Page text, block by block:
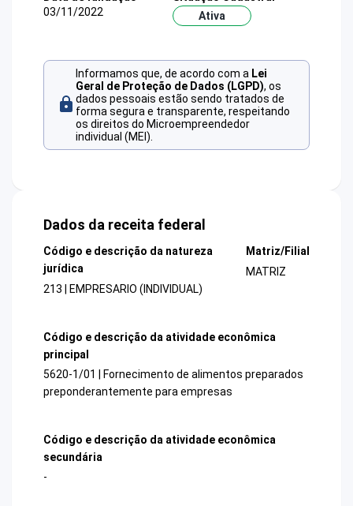
03/11/2022
Ativa
Informamos que, de acordo com a Lei
Geral de Proteção de Dados (LGPD), os
dados pessoais estão sendo tratados de
forma segura e transparente, respeitando
os direitos do Microempreendedor
individual (MEI).
Dados da receita federal
Código e descrição da natureza
jurídica
213 | EMPRESARIO (INDIVIDUAL)
Matriz/Filial
MATRIZ
Código e descrição da atividade econômica
principal
5620-1/01 | Fornecimento de alimentos preparados
preponderantemente para empresas
Código e descrição da atividade econômica
secundária
-